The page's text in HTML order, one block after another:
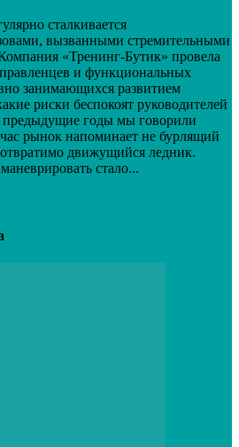
сталкивается
вызванными стремительными
«Тренинг-Бутик» провела
и функциональных
занимающихся развитием
риски беспокоят руководителей
годы мы говорили
рынок напоминает не бурлящий
движущийся ледник.
стало...